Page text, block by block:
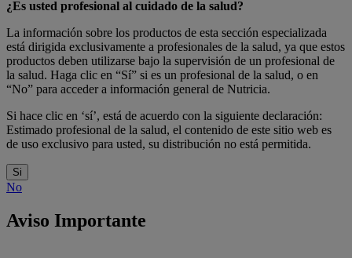
¿Es usted profesional al cuidado de la salud?
La información sobre los productos de esta sección especializada
está dirigida exclusivamente a profesionales de la salud, ya que estos
productos deben utilizarse bajo la supervisión de un profesional de
la salud. Haga clic en “Sí” si es un profesional de la salud, o en
“No” para acceder a información general de Nutricia.
Si hace clic en ‘sí’, está de acuerdo con la siguiente declaración:
Estimado profesional de la salud, el contenido de este sitio web es
de uso exclusivo para usted, su distribución no está permitida.
Si
No
Aviso Importante